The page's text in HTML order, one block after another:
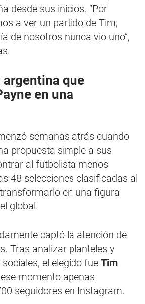
desde sus inicios. “Por
a ver un partido de Tim,
de nosotros nunca vio uno”,
argentina que
en una
semanas atrás cuando
propuesta simple a sus
al futbolista menos
48 selecciones clasificadas al
en una figura
global.
captó la atención de
Tras analizar planteles y
el elegido fue Tim
momento apenas
seguidores en Instagram.